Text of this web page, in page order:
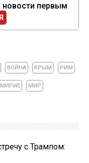
новости первым
ВОЙНА КРЫМ РИМ
МИР
с Трампом: